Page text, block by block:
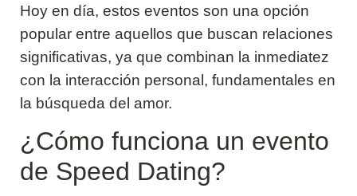
Hoy en día, estos eventos son una opción
popular entre aquellos que buscan relaciones
significativas, ya que combinan la inmediatez
con la interacción personal, fundamentales en
la búsqueda del amor.
¿Cómo funciona un evento
de Speed Dating?